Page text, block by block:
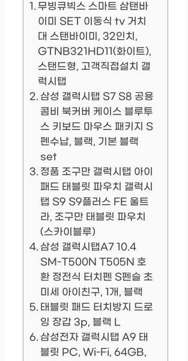
무빙큐빅스 스마트 삼탠바
이미 SET 이동식 tv 거치
대 스탠바이미, 32인치,
GTNB321HD11(화이트),
스탠드형, 고객직접설치 갤
럭시탭
삼성 갤럭시탭 S7 S8 공용
콤비 북커버 케이스 블루투
스 키보드 마우스 패키지 S
펜수납, 블랙, 기본 블랙
set
정품 조구만 갤럭시탭 아이
패드 태블릿 파우치 갤럭시
탭 S9 S9플러스 FE 울트
라, 조구만 태블릿 파우치
(스카이블루)
삼성 갤럭시탭A7 10.4
SM-T500N T505N 호
환 정전식 터치펜 S펜슬 초
미세 아이친구, 1개, 블랙
태블릿 패드 터치방지 드로
잉 장갑 3p, 블랙 L
삼성전자 갤럭시탭 A9 태
블릿 PC, Wi-Fi, 64GB,